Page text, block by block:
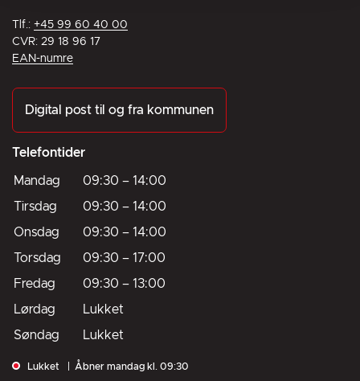
Tlf.: +45 99 60 40 00
CVR: 29 18 96 17
EAN-numre
Digital post til og fra kommunen
Telefontider
Mandag 09:30 – 14:00
Tirsdag
09:30 – 14:00
Onsdag
09:30 – 14:00
Torsdag
09:30 – 17:00
Fredag
09:30 – 13:00
Lørdag
Lukket
Søndag
Lukket
Lukket Åbner mandag kl. 09:30